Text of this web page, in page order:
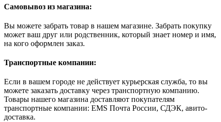
Самовывоз из магазина:
Вы можете забрать товар в нашем магазине. Забрать покупку
может ваш друг или родственник, который знает номер и имя,
на кого оформлен заказ.
Транспортные компании:
Если в вашем городе не действует курьерская служба, то вы
можете заказать доставку через транспортную компанию.
Товары нашего магазина доставляют покупателям
транспортные компании: EMS Почта России, СДЭК, авито-
доставка.